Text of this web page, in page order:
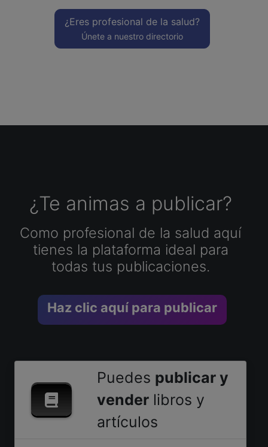
¿Eres profesional de la salud?
Únete a nuestro directorio
¿Te animas a publicar?
Como profesional de la salud aquí
tienes la plataforma ideal para
todas tus publicaciones.
Haz clic aquí para publicar
Puedes publicar y
vender libros y
artículos